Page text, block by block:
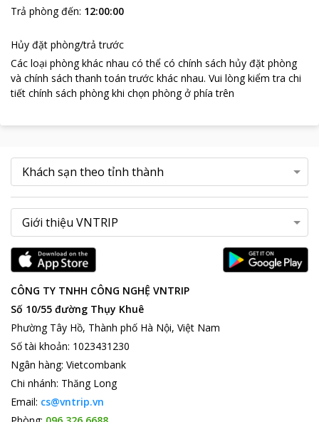
Trả phòng đến: 12:00:00
Hủy đặt phòng/trả trước
Các loại phòng khác nhau có thể có chính sách hủy đặt phòng
và chính sách thanh toán trước khác nhau. Vui lòng kiểm tra chi
tiết chính sách phòng khi chọn phòng ở phía trên
CÔNG TY TNHH CÔNG NGHỆ VNTRIP
Số 10/55 đường Thụy Khuê
Phường Tây Hồ, Thành phố Hà Nội, Việt Nam
Số tài khoản: 1023431230
Ngân hàng: Vietcombank
Chi nhánh: Thăng Long
Email: cs@vntrip.vn